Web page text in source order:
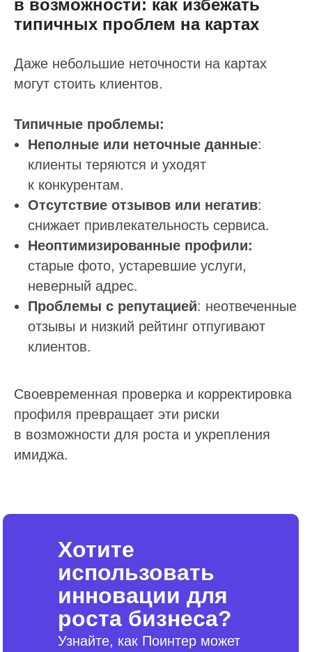
в возможности: как избежать
типичных проблем на картах
Даже небольшие неточности на картах
могут стоить клиентов.
Типичные проблемы:
Неполные или неточные данные:
клиенты теряются и уходят
к конкурентам.
Отсутствие отзывов или негатив:
снижает привлекательность сервиса.
Неоптимизированные профили:
старые фото, устаревшие услуги,
неверный адрес.
Проблемы с репутацией: неотвеченные
отзывы и низкий рейтинг отпугивают
клиентов.
Своевременная проверка и корректировка
профиля превращает эти риски
в возможности для роста и укрепления
имиджа.
Хотите
использовать
инновации для
роста бизнеса?
Узнайте, как Поинтер может